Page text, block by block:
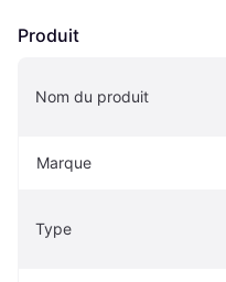
Produit
Nom du produit
Marque
Type